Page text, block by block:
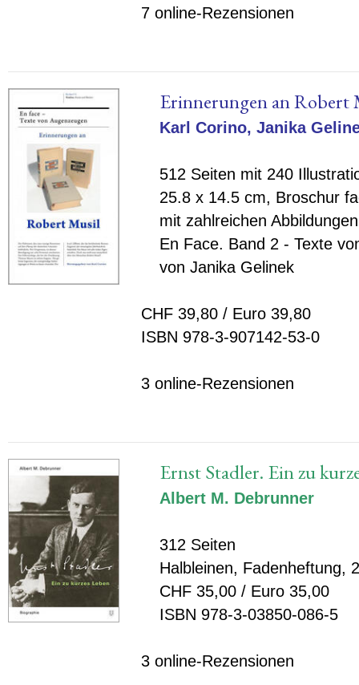
7 online-Rezensionen
Erinnerungen an Robert
Karl Corino, Janika
512 Seiten mit 240
25.8 x 14.5 cm, Broschur
mit zahlreichen Abbildungen
En Face. Band 2 - Texte
von Janika Gelinek
CHF 39,80 / Euro 39,80
ISBN 978-3-907142-53-0
3 online-Rezensionen
Ernst Stadler. Ein zu
Albert M. Debrunner
312 Seiten
Halbleinen, Fadenheftung,
CHF 35,00 / Euro 35,00
ISBN 978-3-03850-086-5
3 online-Rezensionen